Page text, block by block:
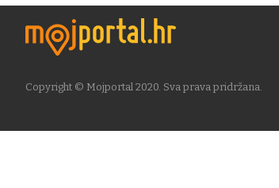
Copyright © Mojportal 2020. Sva prava pridržana.